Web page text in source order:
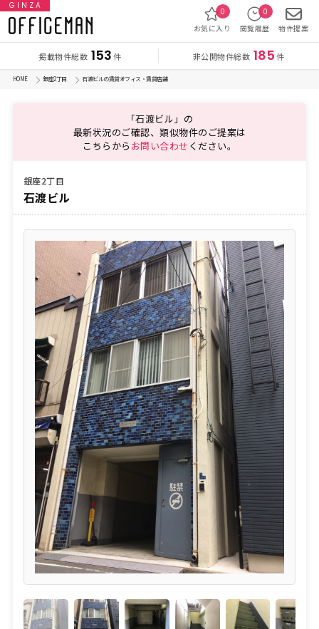
GINZA
掲載物件総数 153件 非公開物件総数 185件
お気に入り
0
閲覧履歴
0
物件提案
HOME 銀座2丁目 石渡ビルの賃貸オフィス・賃貸店舗
「石渡ビル」の
最新状況のご確認、類似物件のご提案は
こちらから お問い合わせ ください。
銀座2丁目
石渡ビル